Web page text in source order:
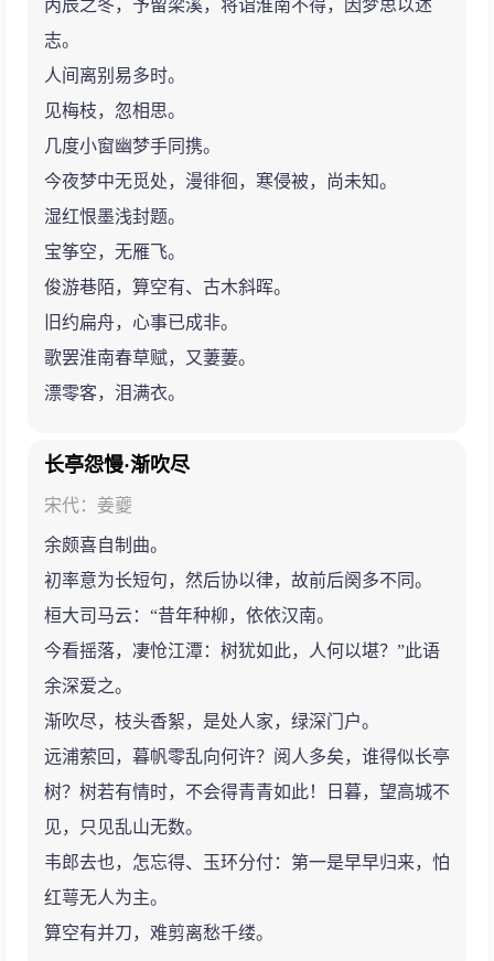
丙辰之冬，予留梁溪，将诣淮南不得，因梦思以述
志。
人间离别易多时。
见梅枝，忽相思。
几度小窗幽梦手同携。
今夜梦中无觅处，漫徘徊，寒侵被，尚未知。
湿红恨墨浅封题。
宝筝空，无雁飞。
俊游巷陌，算空有、古木斜晖。
旧约扁舟，心事已成非。
歌罢淮南春草赋，又萋萋。
漂零客，泪满衣。
长亭怨慢·渐吹尽
宋代：姜夔
余颇喜自制曲。
初率意为长短句，然后协以律，故前后阕多不同。
桓大司马云：“昔年种柳，依依汉南。
今看摇落，凄怆江潭：树犹如此，人何以堪？”此语
余深爱之。
渐吹尽，枝头香絮，是处人家，绿深门户。
远浦萦回，暮帆零乱向何许？阅人多矣，谁得似长亭
树？树若有情时，不会得青青如此！日暮，望高城不
见，只见乱山无数。
韦郎去也，怎忘得、玉环分付：第一是早早归来，怕
红萼无人为主。
算空有并刀，难剪离愁千缕。